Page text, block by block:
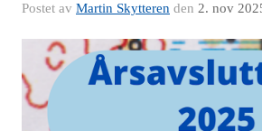
Postet av Martin Skytteren den 2. nov